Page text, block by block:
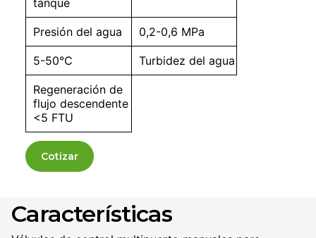
tanque
Presión del agua 0,2-0,6 MPa
5-50℃ Turbidez del agua
Regeneración de
flujo descendente
<5 FTU
Cotizar
Características